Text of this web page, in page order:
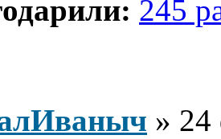
245
» 24